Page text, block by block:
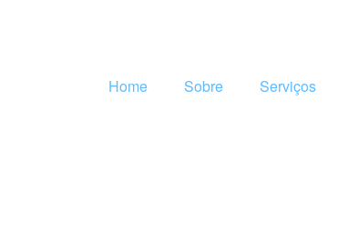
Home Sobre Serviços